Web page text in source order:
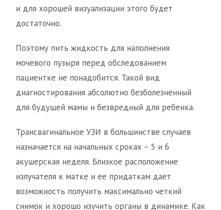
и для хорошей визуализации этого будет
достаточно.
Поэтому пить жидкость для наполнения
мочевого пузыря перед обследованием
пациентке не понадобится. Такой вид
диагностирования абсолютно безболезненный
для будущей мамы и безвредный для ребенка.
Трансвагинальное УЗИ в большинстве случаев
назначается на начальных сроках – 5 и 6
акушерская неделя. Близкое расположение
излучателя к матке и ее придаткам дает
возможность получить максимально четкий
снимок и хорошо изучить органы в динамике. Как